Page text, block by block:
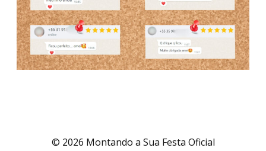
© 2026 Montando a Sua Festa Oficial